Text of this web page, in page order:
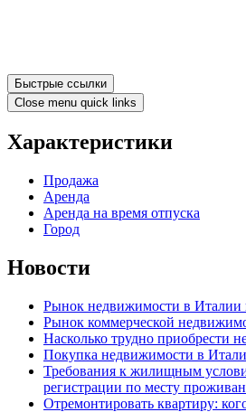
Быстрые ссылки
Close menu quick links
Характеристики
Продажа
Аренда
Аренда на время отпуска
Город
Новости
Рынок недвижимости в Италии
Рынок коммерческой
Насколько трудно приобрести
Покупка недвижимости в
Требования к жилищным
регистрации по месту
Отремонтировать квартиру: